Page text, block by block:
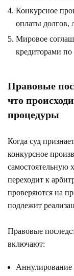
Конкурсное
оплаты долгов,
Мировое
кредиторами по
Правовые
что
процедуры
Когда суд
конкурсное
самостоятельную
переходит к
проверяются на
подлежит
Правовые
включают:
Аннулирование